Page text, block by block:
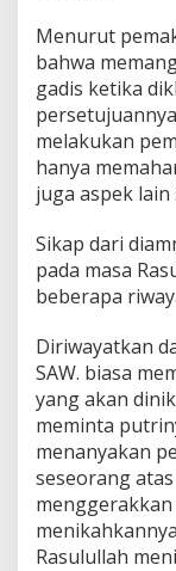
Menurut
bahwa
gadis ketika
melakukan
hanya
juga aspek
Sikap dari
pada masa
beberapa
Diriwayatkan
SAW. biasa
yang akan
meminta
menanyakan
seseorang
Rasulullah